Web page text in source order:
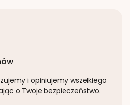
i opiniujemy wszelkiego
o Twoje bezpieczeństwo.